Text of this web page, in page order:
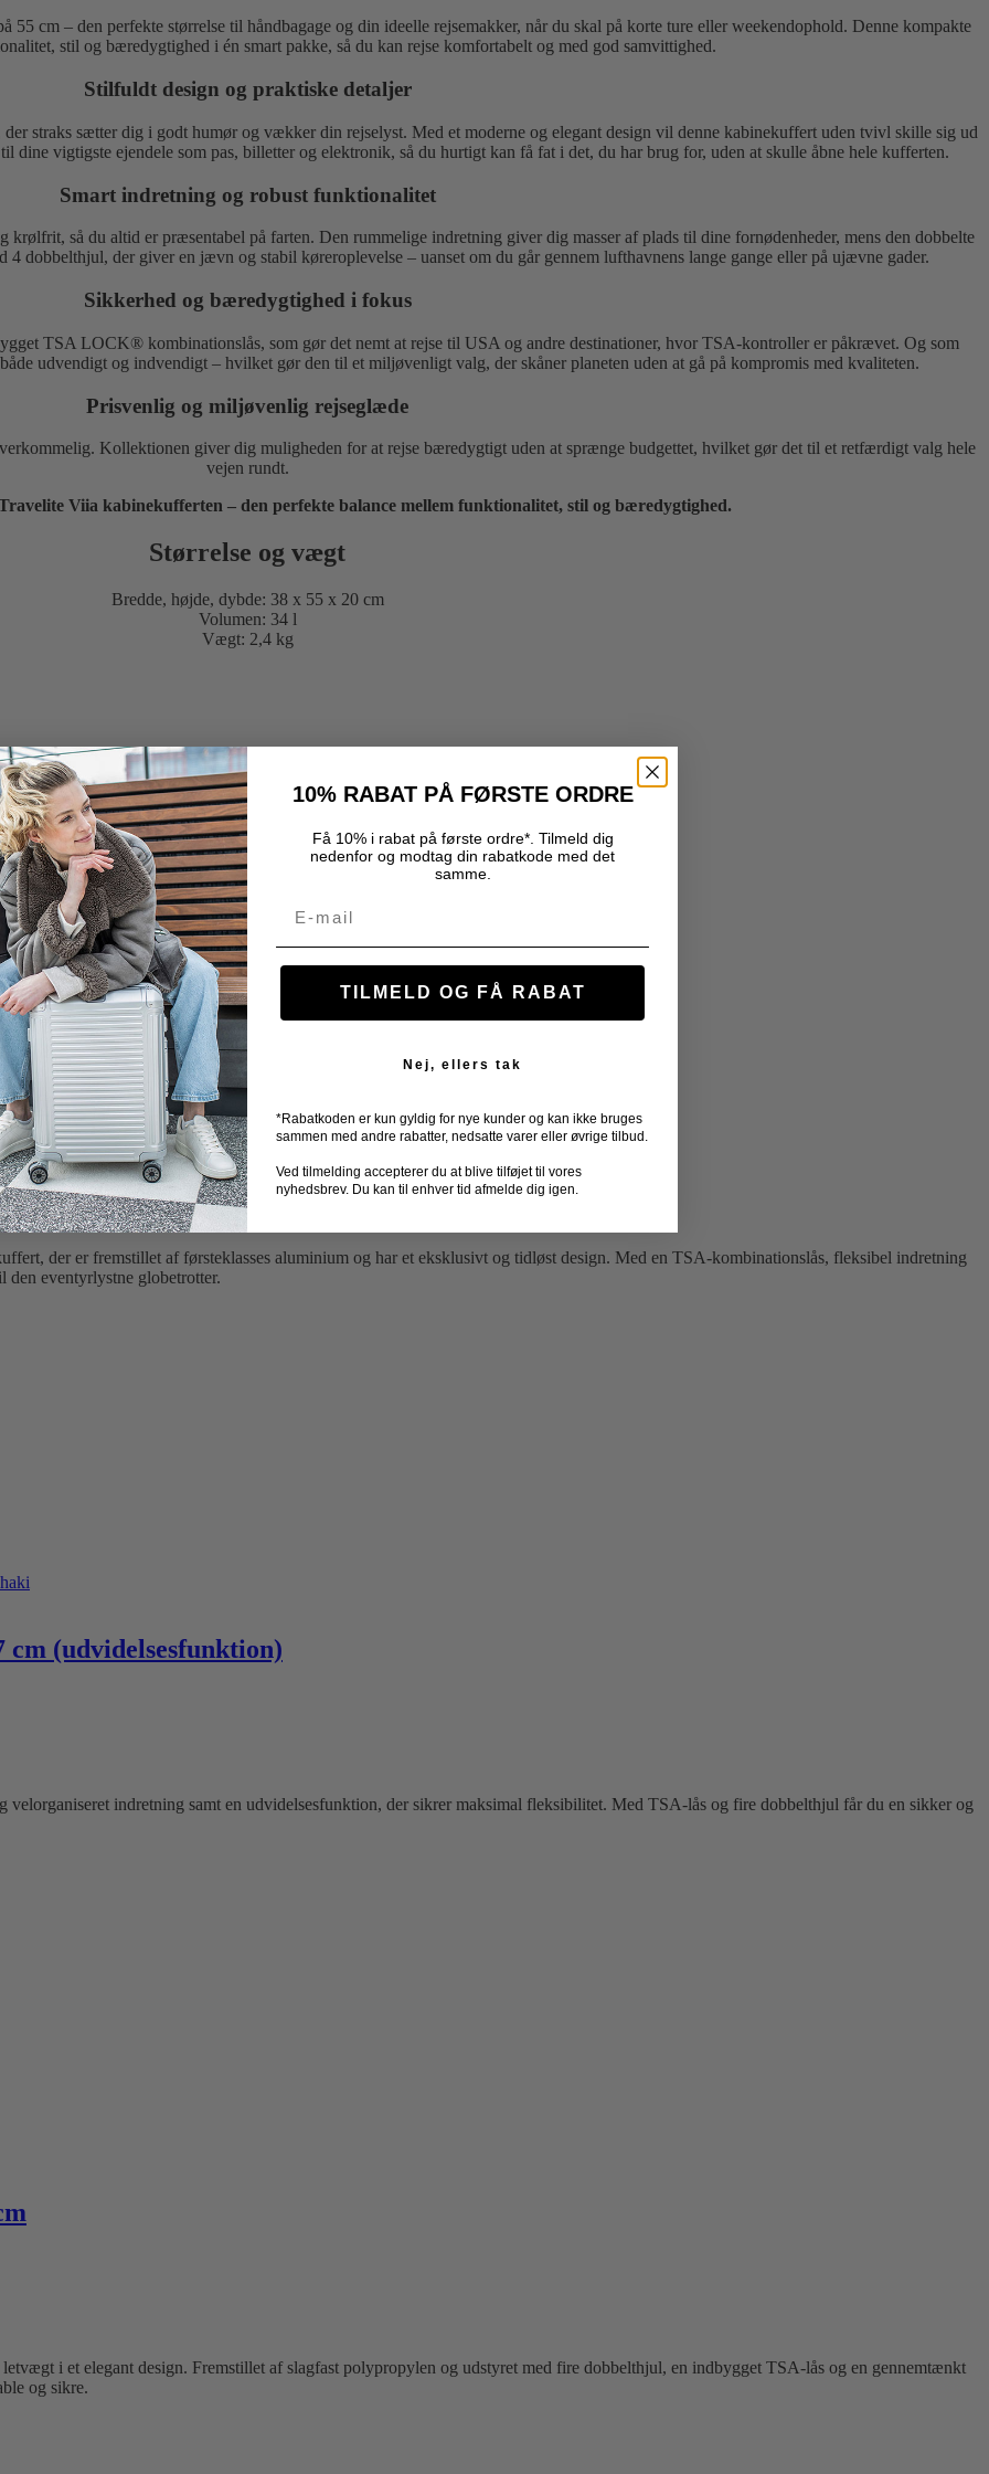
cm – den perfekte størrelse til håndbagage og din ideelle rejsemakker, når du skal på korte ture eller weekendophold. Denne kompakte
stil og bæredygtighed i én smart pakke, så du kan rejse komfortabelt og med god samvittighed.
Stilfuldt design og praktiske detaljer
straks sætter dig i godt humør og vækker din rejselyst. Med et moderne og elegant design vil denne kabinekuffert uden tvivl skille sig ud
dine vigtigste ejendele som pas, billetter og elektronik, så du hurtigt kan få fat i det, du har brug for, uden at skulle åbne hele kufferten.
Smart indretning og robust funktionalitet
så du altid er præsentabel på farten. Den rummelige indretning giver dig masser af plads til dine fornødenheder, mens den dobbelte
dobbelthjul, der giver en jævn og stabil køreroplevelse – uanset om du går gennem lufthavnens lange gange eller på ujævne gader.
Sikkerhed og bæredygtighed i fokus
TSA LOCK® kombinationslås, som gør det nemt at rejse til USA og andre destinationer, hvor TSA-kontroller er påkrævet. Og som
udvendigt og indvendigt – hvilket gør den til et miljøvenligt valg, der skåner planeten uden at gå på kompromis med kvaliteten.
Prisvenlig og miljøvenlig rejseglæde
Kollektionen giver dig muligheden for at rejse bæredygtigt uden at sprænge budgettet, hvilket gør det til et retfærdigt valg hele
vejen rundt.
Viia kabinekufferten – den perfekte balance mellem funktionalitet, stil og bæredygtighed.
Størrelse og vægt
Bredde, højde, dybde: 38 x 55 x 20 cm
Volumen: 34 l
Vægt: 2,4 kg
Stor 77 cm
der er fremstillet af førsteklasses aluminium og har et eksklusivt og tidløst design. Med en TSA-kombinationslås, fleksibel indretning
eventyrlystne globetrotter.
(udvidelsesfunktion)
velorganiseret indretning samt en udvidelsesfunktion, der sikrer maksimal fleksibilitet. Med TSA-lås og fire dobbelthjul får du en sikker og
i et elegant design. Fremstillet af slagfast polypropylen og udstyret med fire dobbelthjul, en indbygget TSA-lås og en gennemtænkt
og sikre.
10% RABAT PÅ FØRSTE ORDRE
Få 10% i rabat på første ordre*. Tilmeld dig
nedenfor og modtag din rabatkode med det
samme.
Email
TILMELD OG FÅ RABAT
Nej, ellers tak
*Rabatkoden er kun gyldig for nye kunder og kan ikke bruges
sammen med andre rabatter, nedsatte varer eller øvrige tilbud.
Ved tilmelding accepterer du at blive tilføjet til vores
nyhedsbrev. Du kan til enhver tid afmelde dig igen.